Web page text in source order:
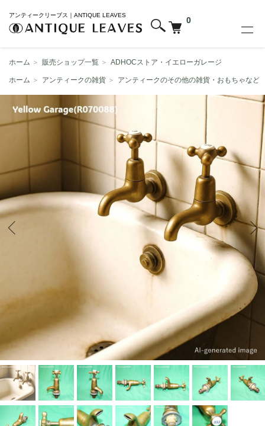
アンティークリーブス｜ANTIQUE LEAVES
0
ホーム ＞ 販売ショップ一覧 ＞ ADHOCストア・イエローガレージ
ホーム ＞ アンティークの雑貨 ＞ アンティークのその他の雑貨・おもちゃなど